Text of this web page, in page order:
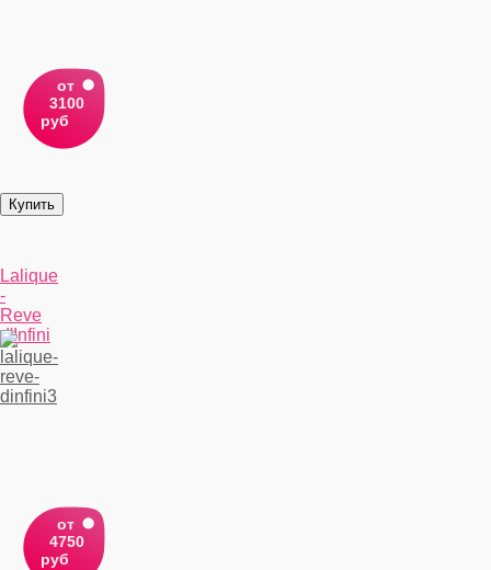
от
3100
руб
Lalique
-
Reve
d'Infini
от
4750
руб